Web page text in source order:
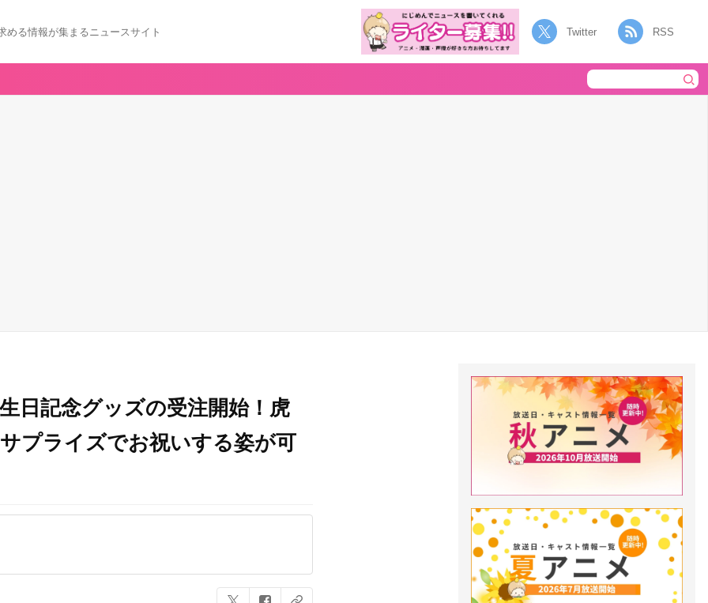
める情報が集まるニュースサイト Twitter RSS
日記念グッズの受注開始！虎
プライズでお祝いする姿が可